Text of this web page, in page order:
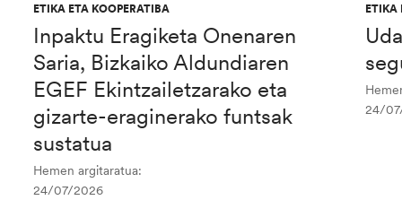
ETIKA ETA KOOPERATIBA
Inpaktu Eragiketa Onenaren
Saria, Bizkaiko Aldundiaren
EGEF Ekintzailetzarako eta
gizarte-eraginerako funtsak
sustatua
Hemen argitaratua:
24/07/2026
ETIKA
24/